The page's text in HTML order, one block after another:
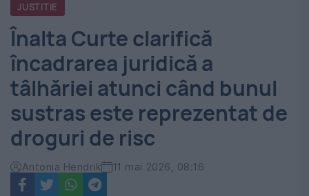
România
Evenimentul
Zilei
JUSTITIE
Înalta Curte clarifică
încadrarea juridică a
tâlhăriei atunci când bunul
sustras este reprezentat de
droguri de risc
Antonia Hendrik 11 mai 2026, 08:16